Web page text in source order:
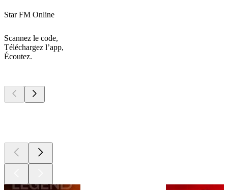
Star FM Online
Scannez le code,
Téléchargez l’app,
Écoutez.